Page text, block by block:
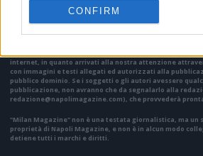
CONFIRM
internet, in quanto arrivati alla nostra attenzione
con immagini e testi allegati ed autorizzati alla
pubblico dominio. Se i soggetti o gli autori avessero
pubblicazione, non avranno che da segnalarlo alla
redazione@napolimagazine.com), che provvederà
"Milan Magazine" non è una testata giornalistica, ma un
proprietà di Napoli Magazine, e non è in alcun modo
detiene tutti i marchi e diritti.